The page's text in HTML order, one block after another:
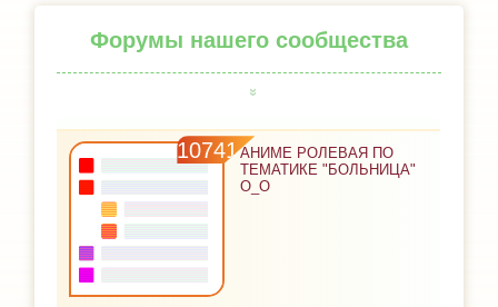
Форумы нашего сообщества
10741АНИМЕ РОЛЕВАЯ ПО
ТЕМАТИКЕ "БОЛЬНИЦА"
О_О